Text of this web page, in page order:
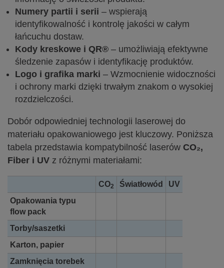
Numery partii i serii – wspierają
identyfikowalność i kontrolę jakości w całym
łańcuchu dostaw.
Kody kreskowe i QR® – umożliwiają efektywne
śledzenie zapasów i identyfikację produktów.
Logo i grafika marki – Wzmocnienie widoczności
i ochrony marki dzięki trwałym znakom o wysokiej
rozdzielczości.
Dobór odpowiedniej technologii laserowej do
materiału opakowaniowego jest kluczowy. Poniższa
tabela przedstawia kompatybilność laserów CO₂,
Fiber i UV z różnymi materiałami:
CO2 Światłowód
UV
Opakowania typu
flow pack
Torby/saszetki
Karton, papier
Zamknięcia torebek